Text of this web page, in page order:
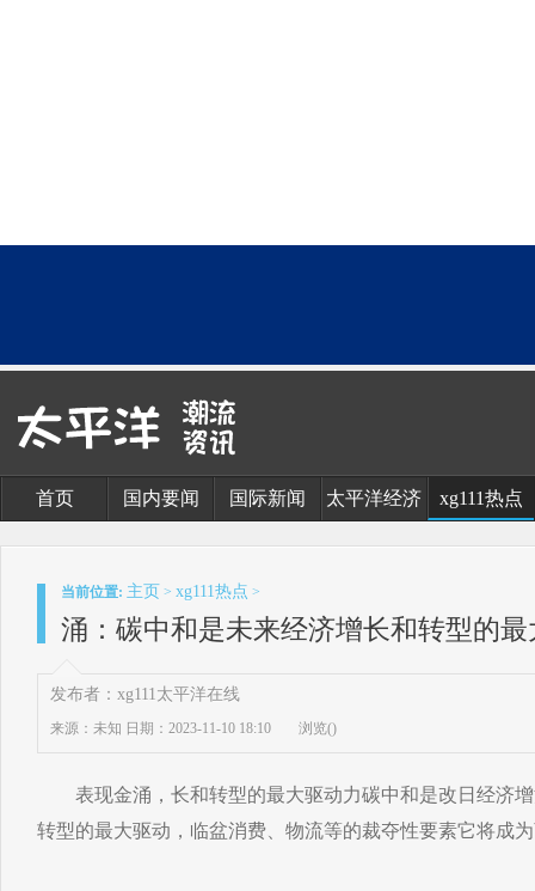
首页 国内要闻 国际新闻 太平洋经济 xg111热点
当前位置: 主页 > xg111热点 >
涌：碳中和是未来经济增长和转型的最
发布者：xg111太平洋在线
来源：未知 日期：2023-11-10 18:10 浏览()
表现金涌，长和转型的最大驱动力碳中和是改日经济增
转型的最大驱动，临盆消费、物流等的裁夺性要素它将成